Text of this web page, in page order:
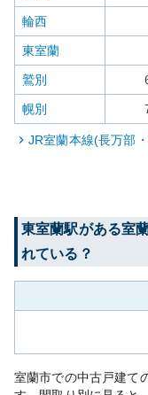
輪西
東室蘭
鷲別
幌別
JR室蘭本線(長万部
東室蘭駅がある室
れている？
室蘭市での中古戸建て